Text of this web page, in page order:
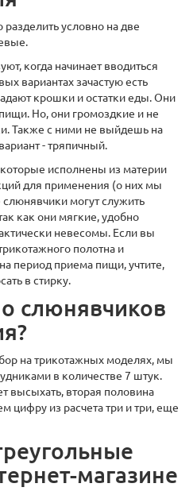
условно на две
когда начинает вводиться
вариантах зачастую есть
крошки и остатки еды. Они
Но, они громоздкие и не
Также с ними не выйдешь на
- тряпичный.
исполнены из материи
для применения (о них мы
могут служить
как они мягкие, удобно
невесомы. Если вы
полотна и
период приема пищи, учтите,
в стирку.
слюнявчиков
на трикотажных моделях, мы
в количестве 7 штук.
высыхать, вторая половина
цифру из расчета три и три, еще
магазине